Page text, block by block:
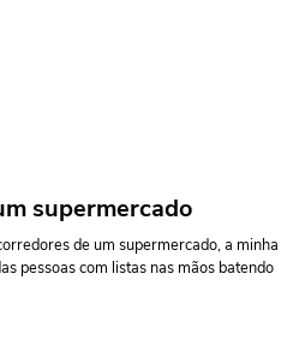
supermercado
de um supermercado, a minha
pessoas com listas nas mãos batendo